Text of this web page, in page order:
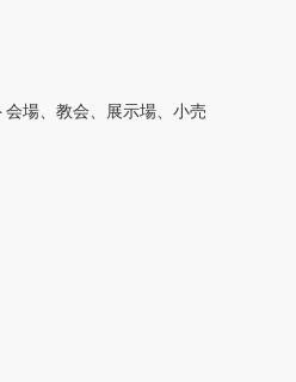
場、教会、展示場、小売